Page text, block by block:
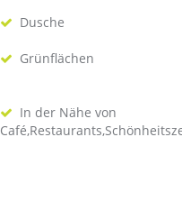
Dusche
Grünflächen
In der Nähe von